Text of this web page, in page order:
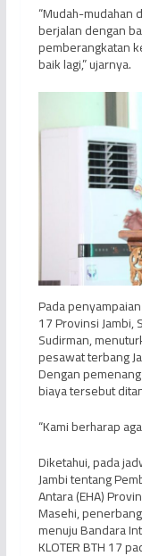
“Mudah-mudahan
berjalan dengan
pemberangkatan
baik lagi,” ujarnya.
Pada
17 Provinsi Jambi,
Sudirman,
pesawat terbang
Dengan
biaya tersebut
“Kami berharap
Diketahui, pada
Jambi tentang
Antara (EHA)
Masehi,
menuju Bandara
KLOTER BTH 17